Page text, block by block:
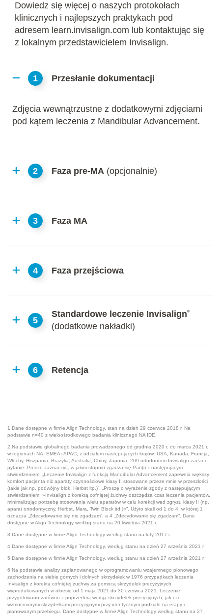
Dowiedz się więcej o naszych protokołach
klinicznych i najlepszych praktykach pod
adresem learn.invisalign.com lub kontaktując się
z lokalnym przedstawicielem Invisalign.
1 Przesłanie dokumentacji
Zdjęcia wewnątrzustne z dodatkowymi zdjęciami
pod kątem leczenia z Mandibular Advancement.
2 Faza pre-MA (opcjonalnie)
3 Faza MA
4 Faza przejściowa
5
Standardowe leczenie Invisalign®
(dodatkowe nakładki)
6 Retencja
1 Dane dostępne w firmie Align Technology, stan na dzień 29 czerwca 2018 r. Na
podstawie n=40 z wieloośrodkowego badania klinicznego NA IDE.
2 Na podstawie globalnego badania prowadzonego od grudnia 2020 r. do marca 2021 r.
w regionach NA, EMEA i APAC, z udziałem następujących krajów: USA, Kanada, Francja,
Włochy, Hiszpania, Brazylia, Australia, Chiny, Japonia; 209 ortodontom Invisalign zadano
pytanie: Proszę zaznaczyć, w jakim stopniu zgadza się Pan(i) z następującym
stwierdzeniem: „Leczenie Invisalign z funkcją Mandibular Advancement zapewnia większy
komfort pacjenta niż aparaty czynnościowe klasy II stosowane przeze mnie w przeszłości
(takie jak np. podwójny blok, Herbst itp.)”. „Proszę o wyrażenie zgody z następującym
stwierdzeniem: »Invisalign z korektą cofniętej żuchwy oszczędza czas leczenia pacjentów,
minimalizując potrzebę stosowania wielu aparatów w celu korekcji wad zgryzu klasy II (np.
aparat ortodontyczny, Herbst, Mara, Twin Block itd.)«”. Użyto skali od 1 do 4, w której 1
oznacza „Zdecydowanie się nie zgadzam”, a 4 „Zdecydowanie się zgadzam”. Dane
dostępne w Align Technology według stanu na 20 kwietnia 2021 r.
3 Dane dostępne w firmie Align Technology według stanu na luty 2017 r.
4 Dane dostępne w firmie Align Technology, według stanu na dzień 27 września 2021 r.
5 Dane dostępne w firmie Align Technology, według stanu na dzień 27 września 2021 r.
6 Na podstawie analizy zaplanowanego w oprogramowaniu wzajemnego pionowego
zachodzenia na siebie górnych i dolnych skrzydełek w 1976 przypadkach leczenia
Invisalign z korektą cofniętej żuchwy za pomocą skrzydełek precyzyjnych
wyprodukowanych w okresie od 1 maja 2021 do 30 czerwca 2021. Leczenie
przygotowano zarówno z poprzednią wersją skrzydełek precyzyjnych, jak i ze
wzmocnionymi skrzydełkami precyzyjnymi przy identycznym podziale na etapy i
planowanym przebiegu. Dane dostępne w firmie Align Technology według stanu na 27